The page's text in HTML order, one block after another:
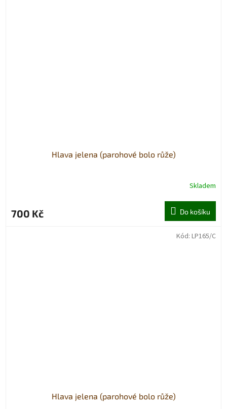
Hlava jelena (parohové bolo růže)
Skladem
700 Kč Do košíku
Hlava jelena (parohové bolo růže)
Kód: LP165/C